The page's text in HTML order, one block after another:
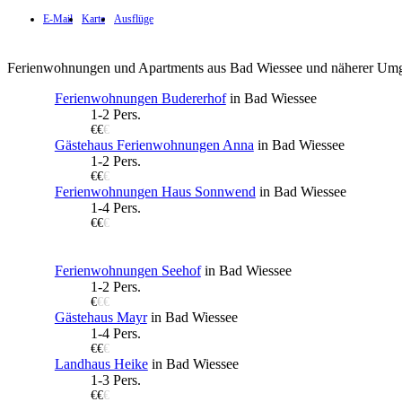
E-Mail Karte Ausflüge
Ferienwohnungen und Apartments aus Bad Wiessee und näherer
Ferienwohnungen Budererhofin Bad Wiessee
1-2 Pers.
€€€
Gästehaus Ferienwohnungen Anna in Bad Wiessee
1-2 Pers.
€€€
Ferienwohnungen Haus Sonnwend in Bad Wiessee
1-4 Pers.
€€€
Ferienwohnungen Seehofin Bad Wiessee
1-2 Pers.
€€€
Gästehaus Mayrin Bad Wiessee
1-4 Pers.
€€€
Landhaus Heikein Bad Wiessee
1-3 Pers.
€€€